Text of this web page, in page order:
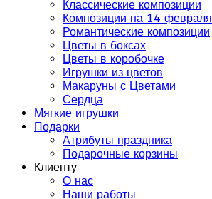
Классические композиции
Композиции на 14 февраля
Романтические композиции
Цветы в боксах
Цветы в коробочке
Игрушки из цветов
Макаруны с Цветами
Сердца
Мягкие игрушки
Подарки
Атрибуты праздника
Подарочные корзины
Клиенту
О нас
Наши работы